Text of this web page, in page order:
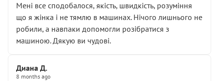
Мені все сподобалося, якість, швидкість, розуміння
що я жінка і не тямлю в машинах. Нічого лишнього не
робили, а навпаки допомогли розібратися з
машиною. Дякую ви чудові.
Диана Д.
8 months ago